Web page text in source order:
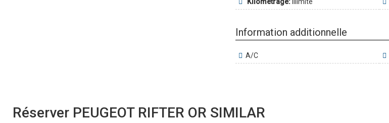
Information additionnelle
A/C
Réserver PEUGEOT RIFTER OR SIMILAR